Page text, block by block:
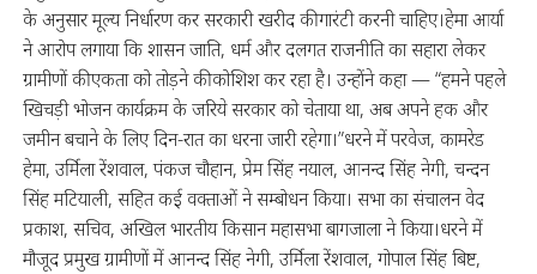
के अनुसार मूल्य निर्धारण कर सरकारी खरीद की गारंटी करनी चाहिए।हेमा आर्या
ने आरोप लगाया कि शासन जाति, धर्म और दलगत राजनीति का सहारा लेकर
ग्रामीणों की एकता को तोड़ने की कोशिश कर रहा है। उन्होंने कहा — “हमने पहले
खिचड़ी भोजन कार्यक्रम के जरिये सरकार को चेताया था, अब अपने हक और
जमीन बचाने के लिए दिन-रात का धरना जारी रहेगा।”धरने में परवेज, कामरेड
हेमा, उर्मिला रेंशवाल, पंकज चौहान, प्रेम सिंह नयाल, आनन्द सिंह नेगी, चन्दन
सिंह मटियाली, सहित कई वक्ताओं ने सम्बोधन किया। सभा का संचालन वेद
प्रकाश, सचिव, अखिल भारतीय किसान महासभा बागजाला ने किया।धरने में
मौजूद प्रमुख ग्रामीणों में आनन्द सिंह नेगी, उर्मिला रेंशवाल, गोपाल सिंह बिष्ट,